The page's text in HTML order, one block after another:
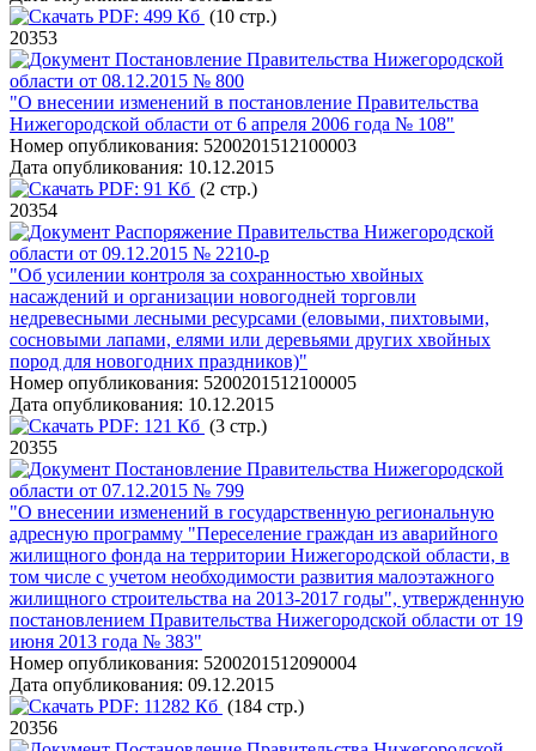
PDF: 499 Кб (10 стр.)
20353
Постановление Правительства Нижегородской
области от 08.12.2015 № 800
"О внесении изменений в постановление Правительства
Нижегородской области от 6 апреля 2006 года № 108"
Номер опубликования: 5200201512100003
Дата опубликования: 10.12.2015
PDF: 91 Кб (2 стр.)
20354
Распоряжение Правительства Нижегородской
области от 09.12.2015 № 2210-р
"Об усилении контроля за сохранностью хвойных
насаждений и организации новогодней торговли
недревесными лесными ресурсами (еловыми, пихтовыми,
сосновыми лапами, елями или деревьями других хвойных
пород для новогодних праздников)"
Номер опубликования: 5200201512100005
Дата опубликования: 10.12.2015
PDF: 121 Кб (3 стр.)
20355
Постановление Правительства Нижегородской
области от 07.12.2015 № 799
"О внесении изменений в государственную региональную
адресную программу "Переселение граждан из аварийного
жилищного фонда на территории Нижегородской области, в
том числе с учетом необходимости развития малоэтажного
жилищного строительства на 2013-2017 годы", утвержденную
постановлением Правительства Нижегородской области от 19
июня 2013 года № 383"
Номер опубликования: 5200201512090004
Дата опубликования: 09.12.2015
PDF: 11282 Кб (184 стр.)
20356